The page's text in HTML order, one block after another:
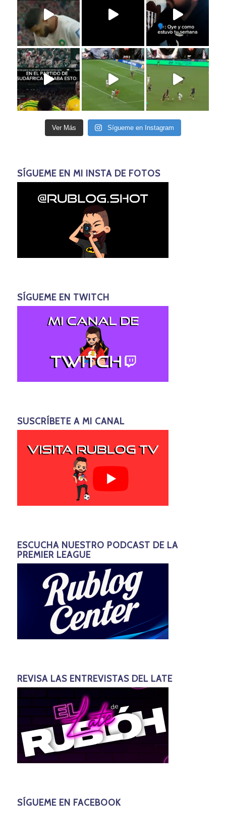
Ver Más Sígueme en Instagram
SÍGUEME EN MI INSTA DE FOTOS
SÍGUEME EN TWITCH
SUSCRÍBETE A MI CANAL
ESCUCHA NUESTRO PODCAST DE LA
PREMIER LEAGUE
REVISA LAS ENTREVISTAS DEL LATE
SÍGUEME EN FACEBOOK